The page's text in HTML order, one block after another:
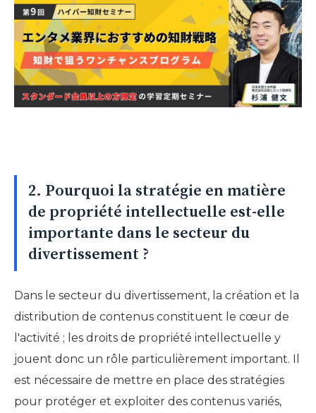
2. Pourquoi la stratégie en matière
de propriété intellectuelle est-elle
importante dans le secteur du
divertissement ?
Dans le secteur du divertissement, la création et la
distribution de contenus constituent le cœur de
l'activité ; les droits de propriété intellectuelle y
jouent donc un rôle particulièrement important. Il
est nécessaire de mettre en place des stratégies
pour protéger et exploiter des contenus variés,